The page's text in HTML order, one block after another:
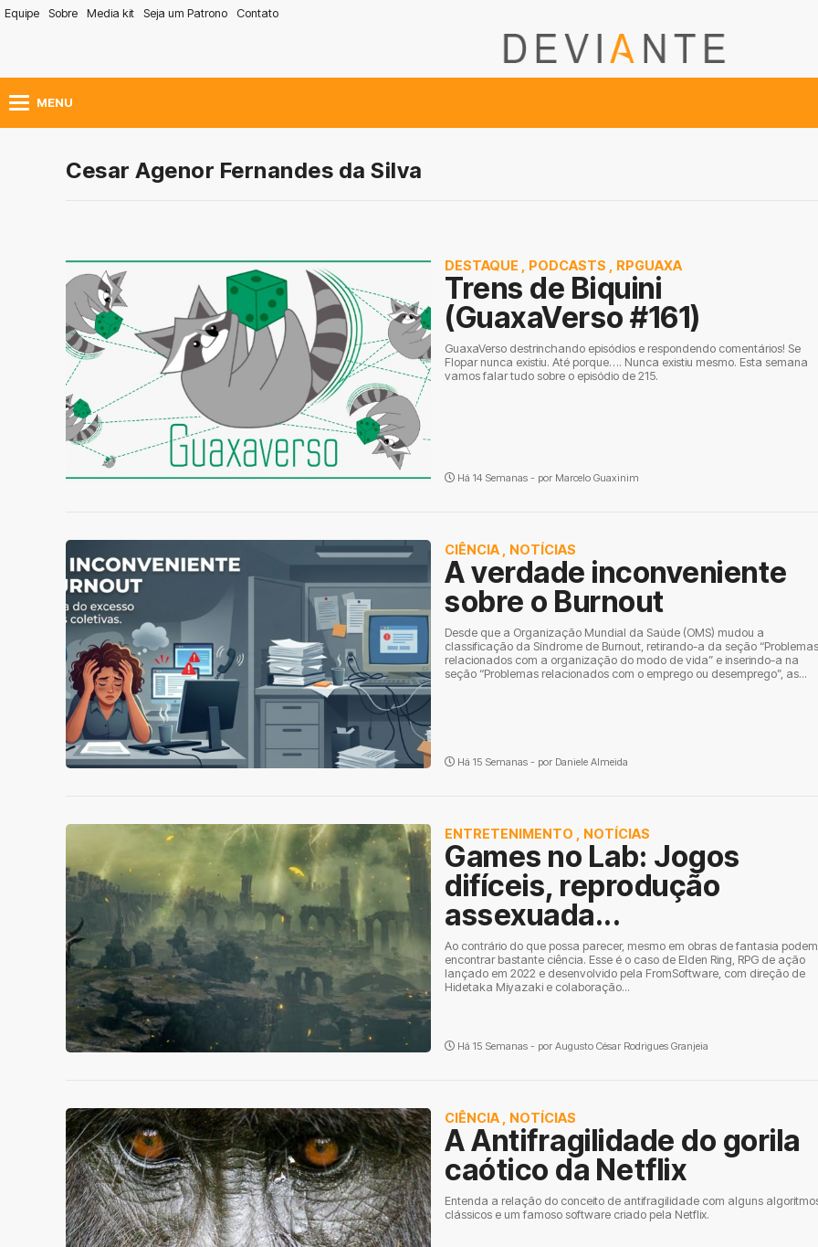
Equipe Sobre Media kit Seja um Patrono Contato
MENU
Cesar Agenor Fernandes da Silva
DESTAQUE PODCASTS RPGUAXA
Trens de Biquini
(GuaxaVerso #161)
GuaxaVerso destrinchando episódios e respondendo comentários! Se
Flopar nunca existiu. Até porque…. Nunca existiu mesmo. Esta semana
vamos falar tudo sobre o episódio de 215.
Há 14 Semanas - por Marcelo Guaxinim
CIÊNCIA NOTÍCIAS
A verdade inconveniente
sobre o Burnout
Desde que a Organização Mundial da Saúde (OMS) mudou a
classificação da Síndrome de Burnout, retirando-a da seção “Problemas
relacionados com a organização do modo de vida” e inserindo-a na
seção “Problemas relacionados com o emprego ou desemprego”, as...
Há 15 Semanas - por Daniele Almeida
ENTRETENIMENTO NOTÍCIAS
Games no Lab: Jogos
difíceis, reprodução
assexuada...
Ao contrário do que possa parecer, mesmo em obras de fantasia
encontrar bastante ciência. Esse é o caso de Elden Ring, RPG de ação
lançado em 2022 e desenvolvido pela FromSoftware, com direção de
Hidetaka Miyazaki e colaboração...
Há 15 Semanas - por Augusto César Rodrigues Granjeia
CIÊNCIA NOTÍCIAS
A Antifragilidade do gorila
caótico da Netflix
Entenda a relação do conceito de antifragilidade com alguns
clássicos e um famoso software criado pela Netflix.